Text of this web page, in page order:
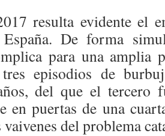
resulta evidente el
De forma
para una amplia
tres episodios de
del que el tercero
en puertas de una
vaivenes del problema